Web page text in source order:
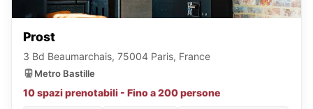
Prost
3 Bd Beaumarchais, 75004 Paris, France
Metro Bastille
10 spazi prenotabili - Fino a 200 persone